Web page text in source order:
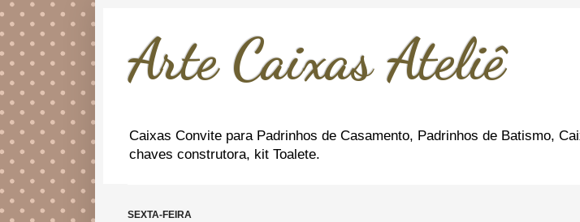
Arte Caixas Ateliê
Caixas Convite para Padrinhos de Casamento, Padrinhos de Batismo,
chaves construtora, kit Toalete.
SEXTA-FEIRA